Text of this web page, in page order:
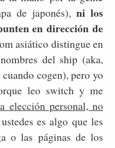
de japonés), ni los
en dirección de
asiático distingue en
del ship (aka,
cogen), pero yo
leo switch y me
elección personal, no
es algo que les
o las páginas de los